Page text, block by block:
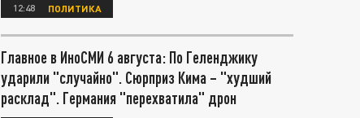
12:48 ПОЛИТИКА
Главное в ИноСМИ 6 августа: По Геленджику
ударили "случайно". Сюрприз Кима – "худший
расклад". Германия "перехватила" дрон